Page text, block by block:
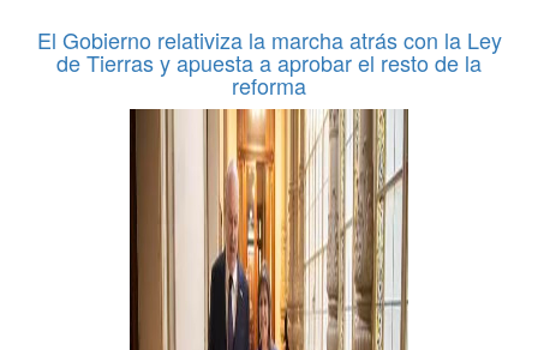
El Gobierno relativiza la marcha atrás con la Ley
de Tierras y apuesta a aprobar el resto de la
reforma